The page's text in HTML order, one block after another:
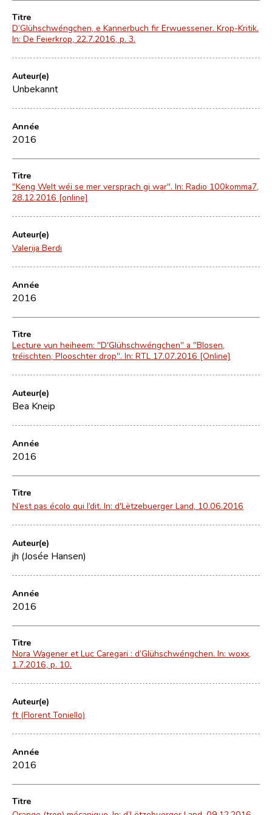
Titre
D’Glühschwéngchen, e Kannerbuch fir Erwuessener. Krop-Kritik.
In: De Feierkrop, 22.7.2016, p. 3.
Auteur(e)
Unbekannt
Année
2016
Titre
"Keng Welt wéi se mer versprach gi war". In: Radio 100komma7,
28.12.2016 [online]
Auteur(e)
Valerija Berdi
Année
2016
Titre
Lecture vun heiheem: "D'Glühschwéngchen" a "Blosen,
tréischten, Plooschter drop". In: RTL 17.07.2016 [Online]
Auteur(e)
Bea Kneip
Année
2016
Titre
N’est pas écolo qui l’dit. In: d'Lëtzebuerger Land, 10.06.2016
Auteur(e)
jh (Josée Hansen)
Année
2016
Titre
Nora Wagener et Luc Caregari : d’Glühschwéngchen. In: woxx,
1.7.2016, p. 10.
Auteur(e)
ft (Florent Toniello)
Année
2016
Titre